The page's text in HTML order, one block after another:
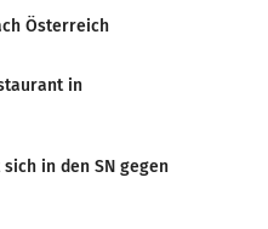
Österreich
in
in den SN gegen